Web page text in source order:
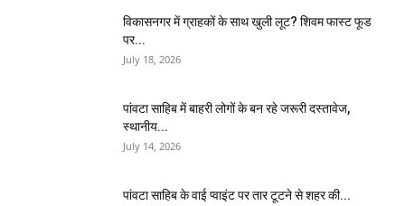
विकासनगर में ग्राहकों के साथ खुली लूट? शिवम फास्ट फूड
पर...
July 18, 2026
पांवटा साहिब में बाहरी लोगों के बन रहे जरूरी दस्तावेज,
स्थानीय...
July 14, 2026
पांवटा साहिब के वाई प्वाइंट पर तार टूटने से शहर की...